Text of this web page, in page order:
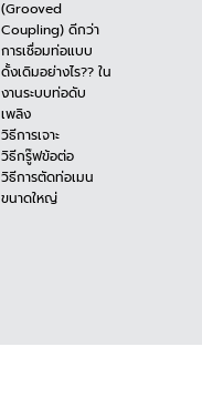
(Grooved
Coupling) ดีกว่า
การเชื่อมท่อแบบ
ดั้งเดิมอย่างไร?? ใน
งานระบบท่อดับ
เพลิง
วิธีการเจาะ
วิธีกรู๊ฟข้อต่อ
วิธีการตัดท่อเมน
ขนาดใหญ่